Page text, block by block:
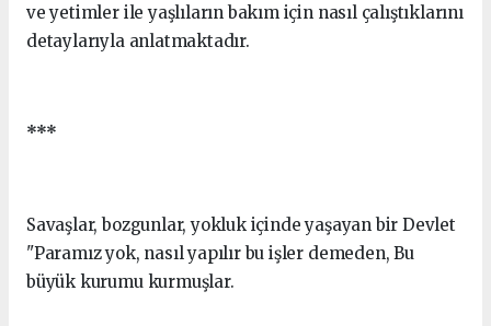
ve yetimler ile yaşlıların bakım için nasıl çalıştıklarını
detaylarıyla anlatmaktadır.
***
Savaşlar, bozgunlar, yokluk içinde yaşayan bir Devlet
"Paramız yok, nasıl yapılır bu işler demeden, Bu
büyük kurumu kurmuşlar.